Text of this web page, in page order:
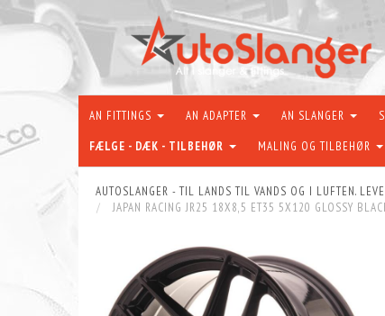
AN FITTINGS AN ADAPTER AN SLANGER
FÆLGE - DÆK - TILBEHØR MALING OG TILBEHØR
AUTOSLANGER - TIL LANDS TIL VANDS OG I LUFTEN.
JAPAN RACING JR25 18X8,5 ET35 5X120 GLOSSY